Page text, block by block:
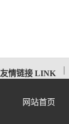
友情链接 LINK
网站首页